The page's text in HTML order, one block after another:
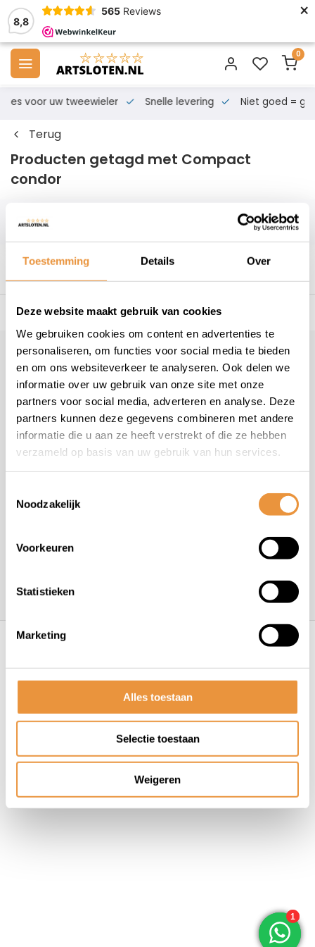
Toestemming Details Over
Deze website maakt gebruik van cookies
We gebruiken cookies om content en advertenties te
personaliseren, om functies voor social media te bieden
en om ons websiteverkeer te analyseren. Ook delen we
informatie over uw gebruik van onze site met onze
partners voor social media, adverteren en analyse. Deze
partners kunnen deze gegevens combineren met andere
informatie die u aan ze heeft verstrekt of die ze hebben
verzameld op basis van uw gebruik van hun services.
Noodzakelijk
Voorkeuren
Statistieken
Marketing
Alles toestaan
Selectie toestaan
Weigeren
8,8
565 Reviews ×
0
voor uw tweewieler Snelle levering Niet goed = geld
Terug
Producten getagd met Compact
condor
Filters
voor uw tweewieler Snelle levering
Klantenservice
Veelgestelde vragen
+31 78 780 2330
info@artsloten.nl
Contactgegevens
Algemene voorwaarden Disclaimer
Privacy
Policy
Sitemap